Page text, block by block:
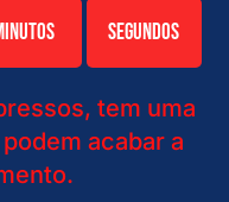
Segundos
tem uma
acabar a